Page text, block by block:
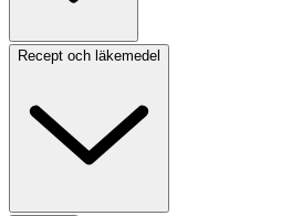
Recept och läkemedel